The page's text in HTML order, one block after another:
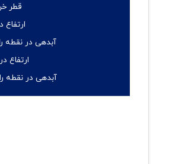
قطر
ارتفاع
آبدهی در نقطه
ارتفاع در
آبدهی در نقطه